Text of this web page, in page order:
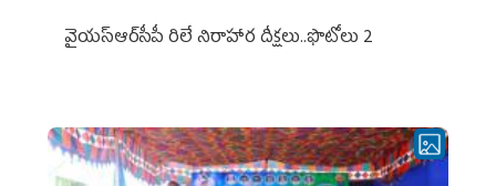
వైయ‌స్ఆర్‌సీపీ రిలే నిరాహార దీక్షలు..ఫొటోలు 2